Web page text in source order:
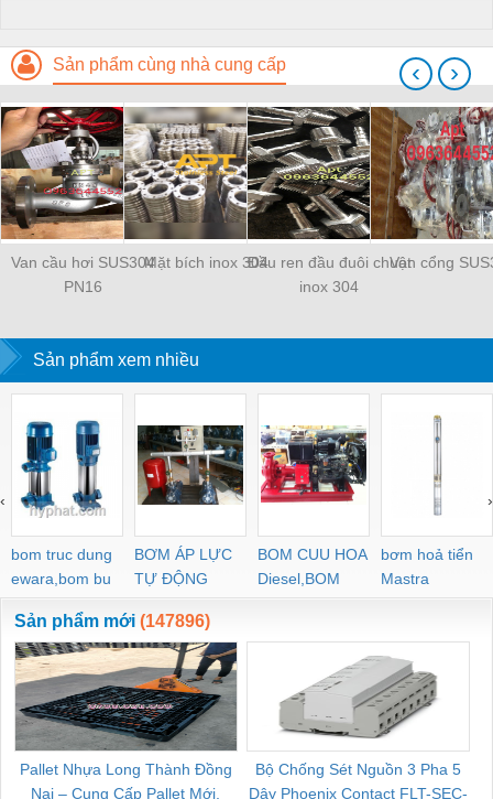
Sản phẩm cùng nhà cung cấp
Van cầu hơi SUS304
PN16
Mặt bích inox 304Đầu ren đầu đuôi chuột
inox 304
Van cổng
‹ ›
Sản phẩm xem nhiều
bom truc dung
ewara,bom bu
ewara
BƠM ÁP LỰC
TỰ ĐỘNG
BOM CUU HOA
Diesel,BOM
CHUA CHAY
bơm hoả tiển
Mastra
‹ ›
Sản phẩm mới (147896)
Pallet Nhựa Long Thành Đồng
Nai – Cung Cấp Pallet Mới,
Bộ Chống Sét Nguồn 3 Pha 5
Dây Phoenix Contact FLT-SEC-